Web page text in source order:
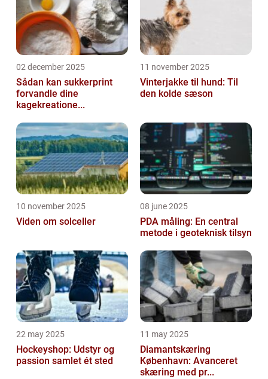
02 december 2025
Sådan kan sukkerprint
forvandle dine
kagekreatione...
11 november 2025
Vinterjakke til hund: Til
den kolde sæson
10 november 2025
Viden om solceller
08 june 2025
PDA måling: En central
metode i geoteknisk tilsyn
22 may 2025
Hockeyshop: Udstyr og
passion samlet ét sted
11 may 2025
Diamantskæring
København: Avanceret
skæring med pr...